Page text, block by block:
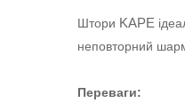
Штори KAPE
неповторний
Переваги: